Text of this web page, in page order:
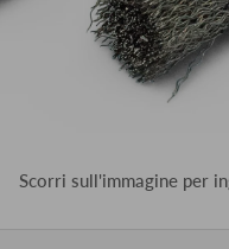
Scorri sull'immagine per